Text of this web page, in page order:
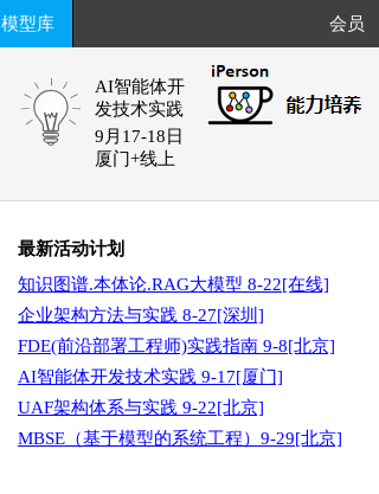
模型库 会员
AI智能体开
发技术实践
9月17-18日
厦门+线上
最新活动计划
知识图谱.本体论.RAG大模型 8-22[在线]
企业架构方法与实践 8-27[深圳]
FDE(前沿部署工程师)实践指南 9-8[北京]
AI智能体开发技术实践 9-17[厦门]
UAF架构体系与实践 9-22[北京]
MBSE（基于模型的系统工程）9-29[北京]